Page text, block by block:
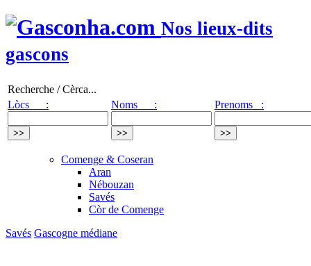
Nos lieux-dits
gascons
Recherche / Cèrca...
Lòcs :
Noms : Prenoms :
Comenge & Coseran
Aran
Nébouzan
Savés
Còr de Comenge
Savés Gascogne médiane